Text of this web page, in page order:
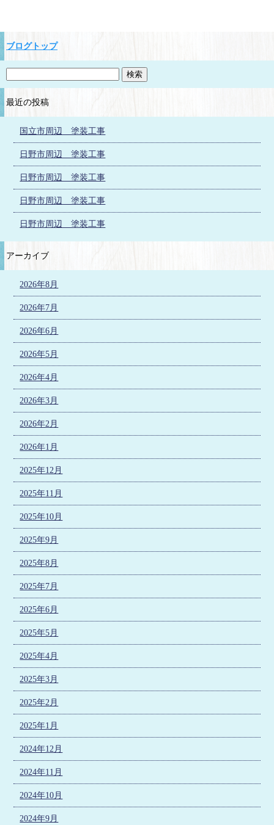
ブログトップ
最近の投稿
国立市周辺 塗装工事
日野市周辺 塗装工事
日野市周辺 塗装工事
日野市周辺 塗装工事
日野市周辺 塗装工事
アーカイブ
2026年8月
2026年7月
2026年6月
2026年5月
2026年4月
2026年3月
2026年2月
2026年1月
2025年12月
2025年11月
2025年10月
2025年9月
2025年8月
2025年7月
2025年6月
2025年5月
2025年4月
2025年3月
2025年2月
2025年1月
2024年12月
2024年11月
2024年10月
2024年9月